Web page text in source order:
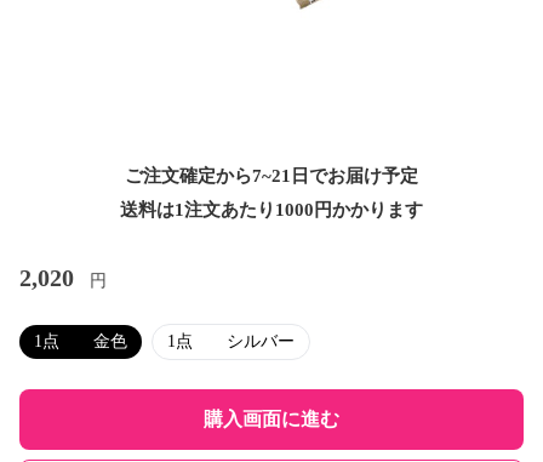
ご注文確定から7~21日でお届け予定
送料は1注文あたり 1000 円かかります
2,020 円
1点 金色 1点 シルバー
購入画面に進む